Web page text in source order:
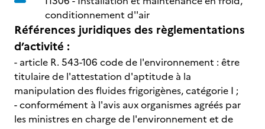
conditionnement d''air
Références juridiques des règlementations
d’activité :
- article R. 543-106 code de l'environnement : être
titulaire de l'attestation d'aptitude à la
manipulation des fluides frigorigènes, catégorie I ;
- conformément à l'avis aux organismes agréés par
les ministres en charge de l'environnement et de